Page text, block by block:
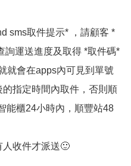
sms取件提示* ，請顧客 *
詢運送進度及取得 *取件碼*
就會在apps內可見到單號
指定時間內取件，否則順
能櫃24小時內，順豐站48
人收件才派送🙂